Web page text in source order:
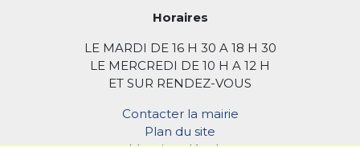
Horaires
LE MARDI DE 16 H 30 A 18 H 30
LE MERCREDI DE 10 H A 12 H
ET SUR RENDEZ-VOUS
Contacter la mairie
Plan du site